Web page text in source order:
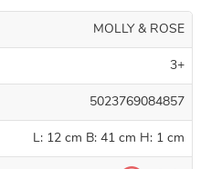
MOLLY & ROSE
3+
5023769084857
L: 12 cm B: 41 cm H: 1 cm